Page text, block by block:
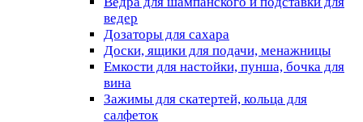
ведер
Дозаторы для сахара
Доски, ящики для подачи, менажницы
Емкости для настойки, пунша, бочка для
вина
Зажимы для скатертей, кольца для
салфеток